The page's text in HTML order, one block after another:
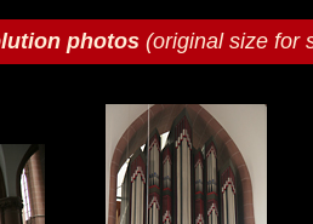
photos (original size for